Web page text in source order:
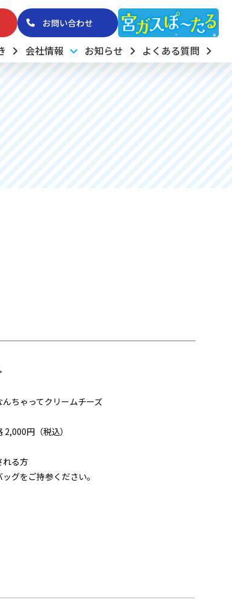
お問い合わせ
会社情報 お知らせ よくある質問
んちゃってクリームチーズ
円（税込）
る方
グをご持参ください。